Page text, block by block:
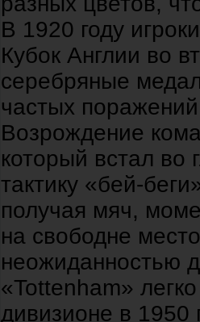
В 1920 году
Кубок Англии во
серебряные
частых
Возрождение
который встал во
тактику «бей-
получая мяч,
на свободне
неожиданностью
«Tottenham»
дивизионе в 1950